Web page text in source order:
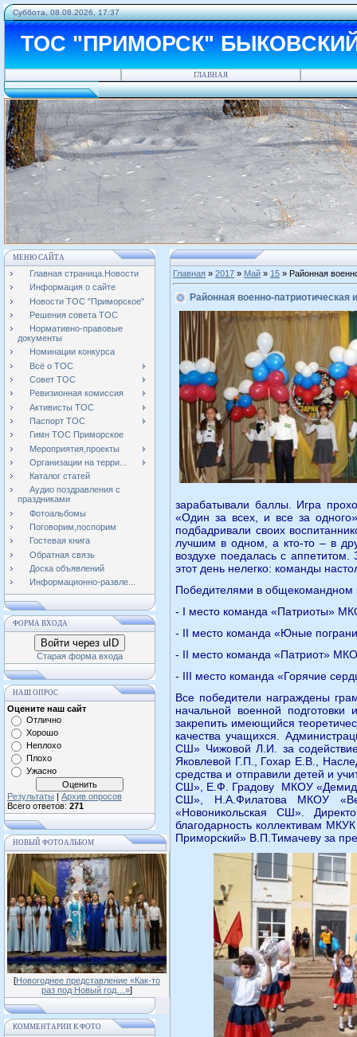
Суббота, 08.08.2026, 17:37
ТОС "ПРИМОРСК"
ГЛАВНАЯ
МЕНЮ САЙТА
Главная страница.Новости
Информация о сайте
Новости ТОС "Приморское"
Решения совета ТОС
Нормативно-правовые
документы
Номинации конкурса
Всё о ТОС
Совет ТОС
Ревизионная комиссия
Активисты ТОС
Паспорт ТОС
Гимн ТОС Приморское
Мероприятия,проекты
Организации на терри...
Каталог статей
Аудио поздравления с
праздниками
Фотоальбомы
Поговорим,поспорим
Гостевая книга
Обратная связь
Доска объявлений
Информационно-развле...
ФОРМА ВХОДА
Войти через uID
Старая форма входа
НАШ ОПРОС
Оцените наш сайт
Отлично
Хорошо
Неплохо
Плохо
Ужасно
Результаты | Архив опросов
Всего ответов: 271
НОВЫЙ ФОТОАЛЬБОМ
[Новогоднее представление «Как-то
раз под Новый год…»]
КОММЕНТАРИИ К ФОТО
Главная » 2017 » Май » 15 » Районная
Районная военно-патриотическая
зарабатывали баллы. Игра
«Один за всех, и все за
подбадривали своих
лучшим в одном, а кто-то – в
воздухе поедалась с
этот день нелегко: команды
Победителями в общекомандном
- I место команда «Патриоты»
- II место команда «Юные
- II место команда «Патриот»
- III место команда «Горячие
Все победители награждены
начальной военной
закрепить имеющийся
качества учащихся.
СШ» Чижовой Л.И. за
Яковлевой Г.П., Гохар Е.В.,
средства и отправили детей и
СШ», Е.Ф. Градову МКОУ
СШ», Н.А.Филатова МКОУ
«Новоникольская СШ».
благодарность коллективам
Приморский» В.П.Тимачеву за